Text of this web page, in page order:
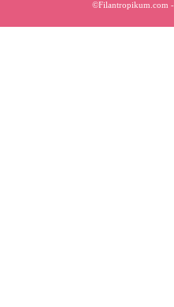
©Filantropikum.com